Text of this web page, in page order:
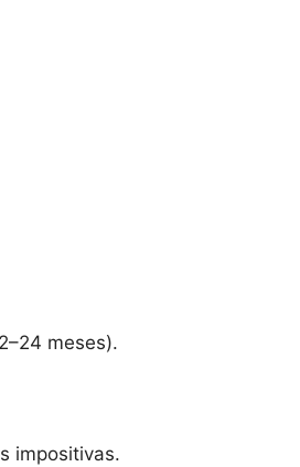
meses).
impositivas.